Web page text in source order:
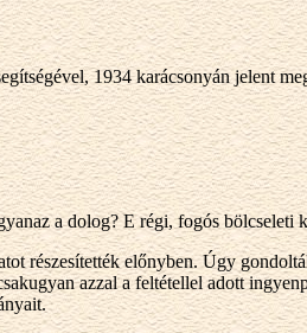
1934 karácsonyán jelent
a dolog? E régi, fogós
részesítették előnyben. Úgy
azzal a feltétellel adott